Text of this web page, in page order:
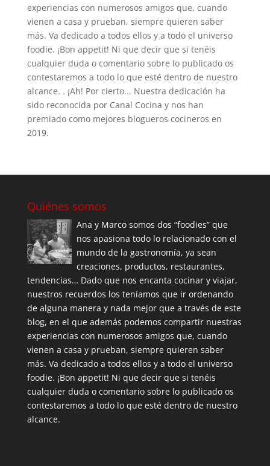
experiencias con numerosos amigos que, cuando
vienen a casa y prueban, siempre quieren saber
más. Va dedicado a todos ellos y a todo el universo
foodie. ¡Bon appetit! Ni que decir que si tenéis
cualquier duda o comentario sobre lo publicado os
contestaremos a todo lo que esté dentro de nuestro
alcance. . ¡Ah! Por cierto... Nuestra dedicación ha
sido reconocida por Canal Cocina y nos han
premiado como mejores blogueros cocineros en
2019.
Quiénes somos
Ana y Marco somos dos “foodies” que
nos apasiona todo lo relacionado con el
mundo de la gastronomía, ya sean
creaciones, productos, restaurantes,
tendencias… Dado que nos encanta cocinar y viajar,
nuestros recuerdos los teníamos que ir ordenando
de alguna manera y nada mejor que a través de este
blog, en el que además podemos compartir nuestras
experiencias con numerosos amigos que, cuando
vienen a casa y prueban, siempre quieren saber
más. Va dedicado a todos ellos y a todo el universo
foodie. ¡Bon appetit! Ni que decir que si tenéis
cualquier duda o comentario sobre lo publicado os
contestaremos a todo lo que esté dentro de nuestro
alcance.